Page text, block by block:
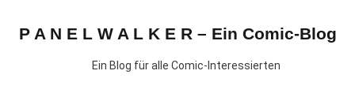
P A N E L W A L K E R – Ein Comic-Blog
Ein Blog für alle Comic-Interessierten